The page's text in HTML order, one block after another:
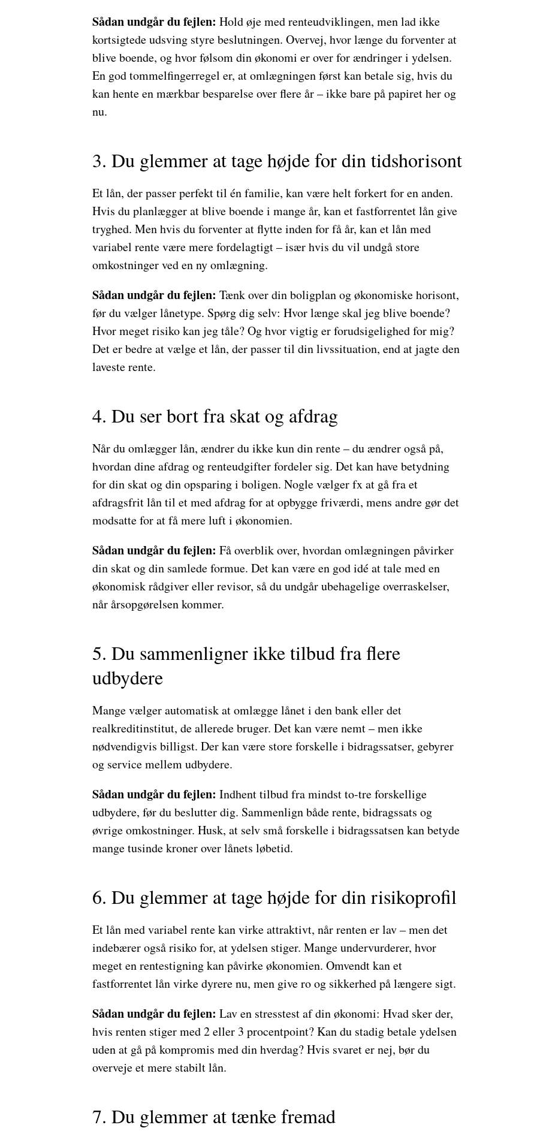
Sådan undgår du fejlen: Hold øje med renteudviklingen, men lad ikke
kortsigtede udsving styre beslutningen. Overvej, hvor længe du forventer at
blive boende, og hvor følsom din økonomi er over for ændringer i ydelsen.
En god tommelfingerregel er, at omlægningen først kan betale sig, hvis du
kan hente en mærkbar besparelse over flere år – ikke bare på papiret her og
nu.
3. Du glemmer at tage højde for din tidshorisont
Et lån, der passer perfekt til én familie, kan være helt forkert for en anden.
Hvis du planlægger at blive boende i mange år, kan et fastforrentet lån give
tryghed. Men hvis du forventer at flytte inden for få år, kan et lån med
variabel rente være mere fordelagtigt – især hvis du vil undgå store
omkostninger ved en ny omlægning.
Sådan undgår du fejlen: Tænk over din boligplan og økonomiske horisont,
før du vælger lånetype. Spørg dig selv: Hvor længe skal jeg blive boende?
Hvor meget risiko kan jeg tåle? Og hvor vigtig er forudsigelighed for mig?
Det er bedre at vælge et lån, der passer til din livssituation, end at jagte den
laveste rente.
4. Du ser bort fra skat og afdrag
Når du omlægger lån, ændrer du ikke kun din rente – du ændrer også på,
hvordan dine afdrag og renteudgifter fordeler sig. Det kan have betydning
for din skat og din opsparing i boligen. Nogle vælger fx at gå fra et
afdragsfrit lån til et med afdrag for at opbygge friværdi, mens andre gør det
modsatte for at få mere luft i økonomien.
Sådan undgår du fejlen: Få overblik over, hvordan omlægningen påvirker
din skat og din samlede formue. Det kan være en god idé at tale med en
økonomisk rådgiver eller revisor, så du undgår ubehagelige overraskelser,
når årsopgørelsen kommer.
5. Du sammenligner ikke tilbud fra flere
udbydere
Mange vælger automatisk at omlægge lånet i den bank eller det
realkreditinstitut, de allerede bruger. Det kan være nemt – men ikke
nødvendigvis billigst. Der kan være store forskelle i bidragssatser, gebyrer
og service mellem udbydere.
Sådan undgår du fejlen: Indhent tilbud fra mindst to-tre forskellige
udbydere, før du beslutter dig. Sammenlign både rente, bidragssats og
øvrige omkostninger. Husk, at selv små forskelle i bidragssatsen kan betyde
mange tusinde kroner over lånets løbetid.
6. Du glemmer at tage højde for din risikoprofil
Et lån med variabel rente kan virke attraktivt, når renten er lav – men det
indebærer også risiko for, at ydelsen stiger. Mange undervurderer, hvor
meget en rentestigning kan påvirke økonomien. Omvendt kan et
fastforrentet lån virke dyrere nu, men give ro og sikkerhed på længere sigt.
Sådan undgår du fejlen: Lav en stresstest af din økonomi: Hvad sker der,
hvis renten stiger med 2 eller 3 procentpoint? Kan du stadig betale ydelsen
uden at gå på kompromis med din hverdag? Hvis svaret er nej, bør du
overveje et mere stabilt lån.
7. Du glemmer at tænke fremad